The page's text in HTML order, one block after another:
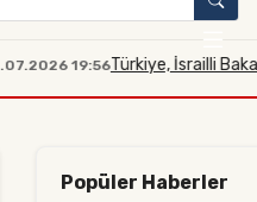
Türkiye, İsrailli Bakan'ın
Popüler Haberler